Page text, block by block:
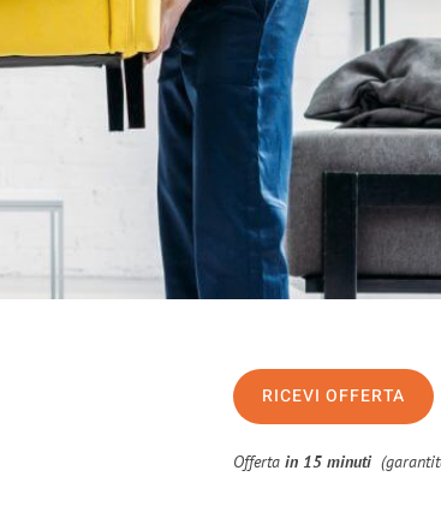
RICEVI OFFERTA
Offertain 15 minuti